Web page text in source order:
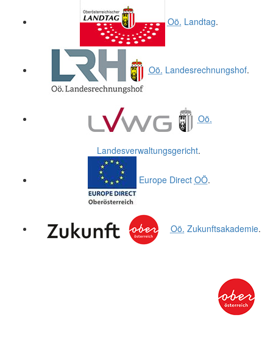
Oö. Landtag.
Oö. Landesrechnungshof.
Oö.
Landesverwaltungsgericht.
Europe Direct OÖ.
Oö. Zukunftsakademie.